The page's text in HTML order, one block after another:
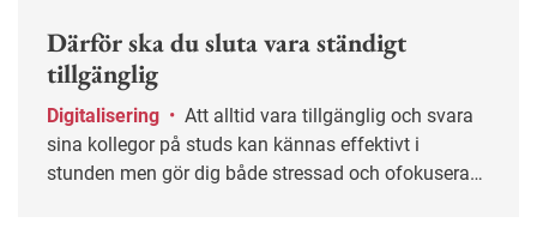
Därför ska du sluta vara ständigt
tillgänglig
Digitalisering •
sina kollegor på studs kan kännas effektivt i
stunden men gör dig både stressad och ofokuserad.